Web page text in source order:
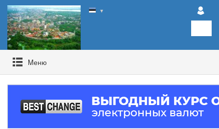
▼
Mеню